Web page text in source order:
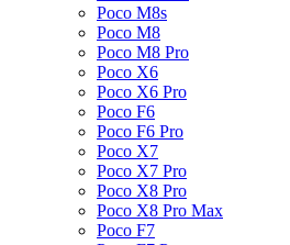
Poco M8s
Poco M8
Poco M8 Pro
Poco X6
Poco X6 Pro
Poco F6
Poco F6 Pro
Poco X7
Poco X7 Pro
Poco X8 Pro
Poco X8 Pro Max
Poco F7